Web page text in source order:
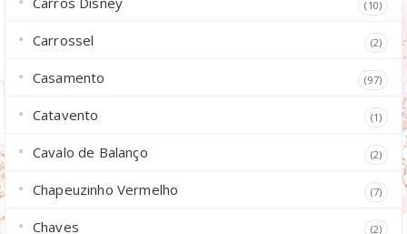
(10)
Carrossel (2)
Casamento (97)
Catavento (1)
Cavalo de Balanço (2)
Chapeuzinho Vermelho (7)
Chaves (2)